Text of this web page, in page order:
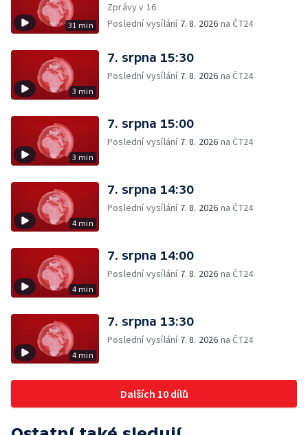
31 min
Zprávy v 16
Poslední vysílání 7. 8. 2026 na ČT24
3 min
7. srpna 15:30
Poslední vysílání 7. 8. 2026 na ČT24
3 min
7. srpna 15:00
Poslední vysílání 7. 8. 2026 na ČT24
4 min
7. srpna 14:30
Poslední vysílání 7. 8. 2026 na ČT24
4 min
7. srpna 14:00
Poslední vysílání 7. 8. 2026 na ČT24
4 min
7. srpna 13:30
Poslední vysílání 7. 8. 2026 na ČT24
Dalších 10 dílů